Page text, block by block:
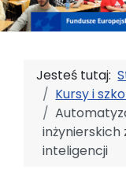
Jesteś tutaj:
Kursy i
inteligencji